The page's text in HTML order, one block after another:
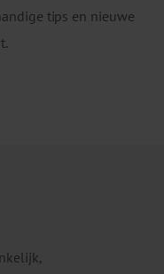
tips en nieuwe